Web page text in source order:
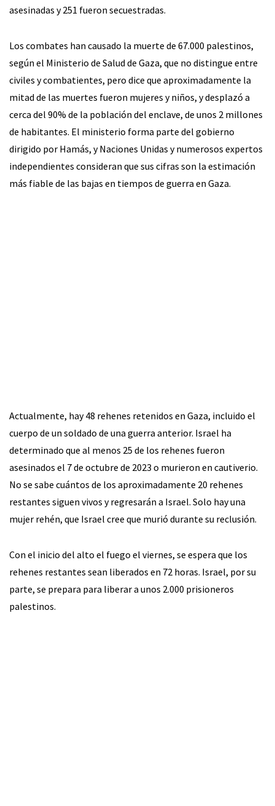
asesinadas y 251 fueron secuestradas.
Los combates han causado la muerte de 67.000 palestinos,
según el Ministerio de Salud de Gaza, que no distingue entre
civiles y combatientes, pero dice que aproximadamente la
mitad de las muertes fueron mujeres y niños, y desplazó a
cerca del 90% de la población del enclave, de unos 2 millones
de habitantes. El ministerio forma parte del gobierno
dirigido por Hamás, y Naciones Unidas y numerosos expertos
independientes consideran que sus cifras son la estimación
más fiable de las bajas en tiempos de guerra en Gaza.
Actualmente, hay 48 rehenes retenidos en Gaza, incluido el
cuerpo de un soldado de una guerra anterior. Israel ha
determinado que al menos 25 de los rehenes fueron
asesinados el 7 de octubre de 2023 o murieron en cautiverio.
No se sabe cuántos de los aproximadamente 20 rehenes
restantes siguen vivos y regresarán a Israel. Solo hay una
mujer rehén, que Israel cree que murió durante su reclusión.
Con el inicio del alto el fuego el viernes, se espera que los
rehenes restantes sean liberados en 72 horas. Israel, por su
parte, se prepara para liberar a unos 2.000 prisioneros
palestinos.